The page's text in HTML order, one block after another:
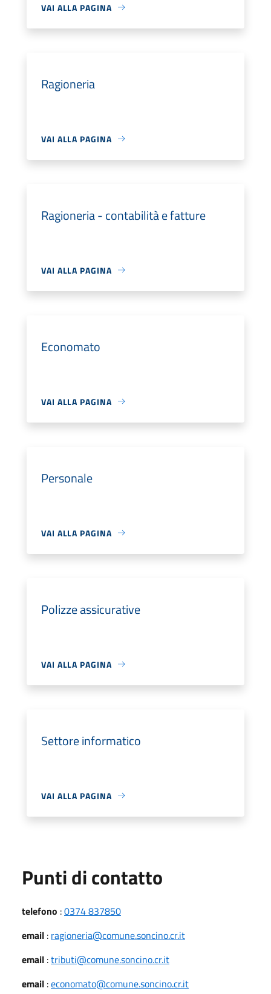
VAI ALLA PAGINA
Ragioneria
VAI ALLA PAGINA
Ragioneria - contabilità e fatture
VAI ALLA PAGINA
Economato
VAI ALLA PAGINA
Personale
VAI ALLA PAGINA
Polizze assicurative
VAI ALLA PAGINA
Settore informatico
VAI ALLA PAGINA
Punti di contatto
telefono :0374 837850
email : ragioneria@comune.soncino.cr.it
email :tributi@comune.soncino.cr.it
email :economato@comune.soncino.cr.it